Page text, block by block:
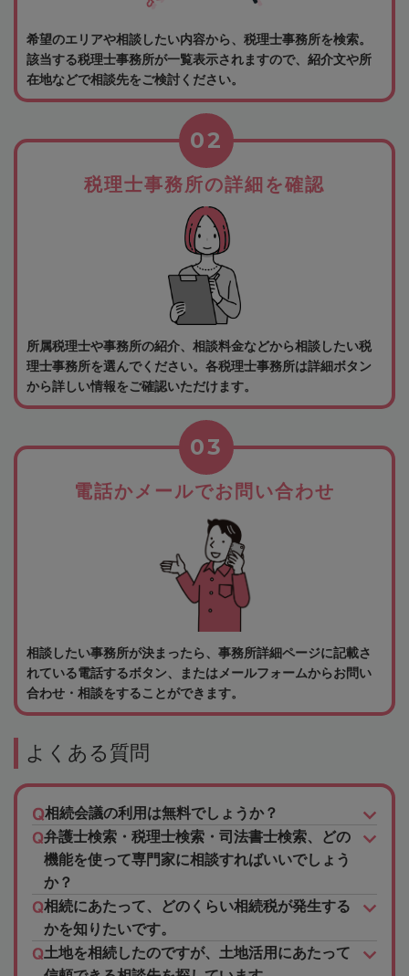
希望のエリアや相談したい内容から、税理士事務所を検索。
該当する税理士事務所が一覧表示されますので、紹介文や所
在地などで相談先をご検討ください。
税理士事務所の詳細を確認
02
所属税理士や事務所の紹介、相談料金などから相談したい税
理士事務所を選んでください。各税理士事務所は詳細ボタン
から詳しい情報をご確認いただけます。
電話かメールでお問い合わせ
03
相談したい事務所が決まったら、事務所詳細ページに記載さ
れている電話するボタン、またはメールフォームからお問い
合わせ・相談をすることができます。
よくある質問
相続会議の利用は無料でしょうか？
弁護士検索・税理士検索・司法書士検索、どの
機能を使って専門家に相談すればいいでしょう
か？
相続にあたって、どのくらい相続税が発生する
かを知りたいです。
土地を相続したのですが、土地活用にあたって